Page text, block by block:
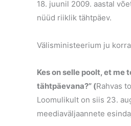
18. juunil 2009. aastal
nüüd riiklik tähtpäev.
Välisministeerium ju
Kes on selle poolt, et
tähtpäevana?” (Rahvas
Loomulikult on siis 23.
meediaväljaannete